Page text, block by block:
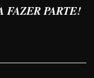
FAZER PARTE!